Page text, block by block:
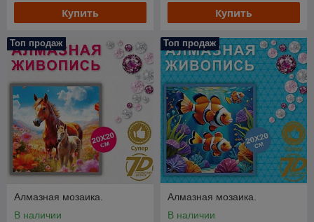
Купить Купить
Топ продаж
Алмазная мозаика.
В наличии
Топ продаж
Алмазная мозаика.
В наличии